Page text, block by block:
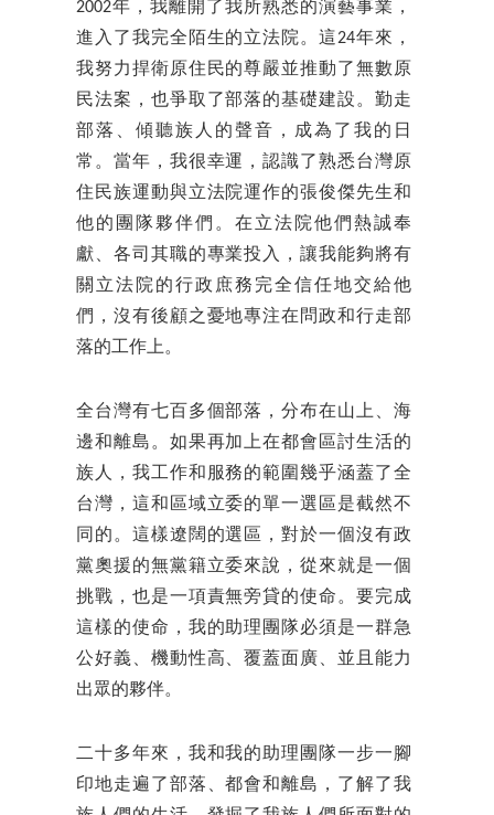
2002年，我離開了我所熟悉的演藝事業，
進入了我完全陌生的立法院。這24年來，
我努力捍衛原住民的尊嚴並推動了無數原
民法案，也爭取了部落的基礎建設。勤走
部落、傾聽族人的聲音，成為了我的日
常。當年，我很幸運，認識了熟悉台灣原
住民族運動與立法院運作的張俊傑先生和
他的團隊夥伴們。在立法院他們熱誠奉
獻、各司其職的專業投入，讓我能夠將有
關立法院的行政庶務完全信任地交給他
們，沒有後顧之憂地專注在問政和行走部
落的工作上。
全台灣有七百多個部落，分布在山上、海
邊和離島。如果再加上在都會區討生活的
族人，我工作和服務的範圍幾乎涵蓋了全
台灣，這和區域立委的單一選區是截然不
同的。這樣遼闊的選區，對於一個沒有政
黨奧援的無黨籍立委來說，從來就是一個
挑戰，也是一項責無旁貸的使命。要完成
這樣的使命，我的助理團隊必須是一群急
公好義、機動性高、覆蓋面廣、並且能力
出眾的夥伴。
二十多年來，我和我的助理團隊一步一腳
印地走遍了部落、都會和離島，了解了我